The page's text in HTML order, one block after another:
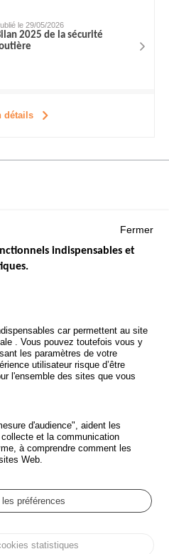
le 29/05/2026
2025 de la sécurité
détails
DES ACCIDENTS DE
personnelles et Cookies
Fermer
indispensables et
car permettent au site
. Vous pouvez toutefois vous y
les paramètres de votre
utilisateur risque d’être
l'ensemble des sites que vous
d'audience", aident les
et la communication
à comprendre comment les
Web.
préférences
statistiques